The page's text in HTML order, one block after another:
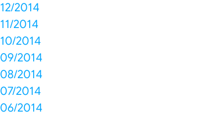
12/2014
11/2014
10/2014
09/2014
08/2014
07/2014
06/2014